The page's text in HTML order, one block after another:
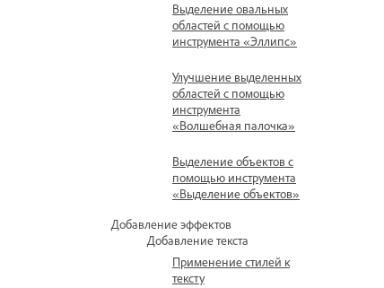
Выделение овальных
областей с помощью
инструмента «Эллипс»
Улучшение выделенных
областей с помощью
инструмента
«Волшебная палочка»
Выделение объектов с
помощью инструмента
«Выделение объектов»
Добавление эффектов
Добавление текста
Применение стилей к
тексту